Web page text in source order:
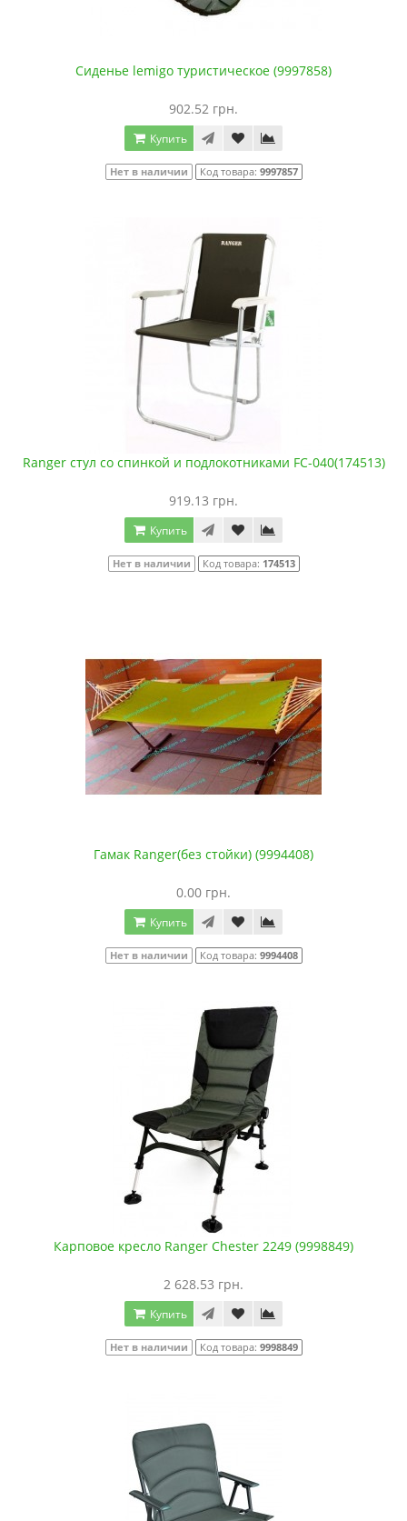
Сиденье lemigo туристическое (9997858)
902.52 грн.
Купить
Нет в наличии Код товара: 9997857
Ranger стул со спинкой и подлокотниками FC-040(174513)
919.13 грн.
Купить
Нет в наличии Код товара: 174513
Гамак Ranger(без стойки) (9994408)
0.00 грн.
Купить
Нет в наличии Код товара: 9994408
Карповое кресло Ranger Chester 2249 (9998849)
2 628.53 грн.
Купить
Нет в наличии Код товара: 9998849